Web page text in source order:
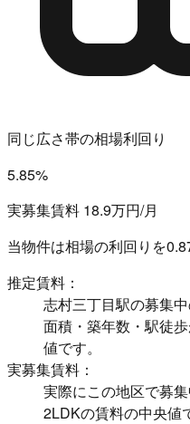
同じ広さ帯の相場利回り
5.85%
実募集賃料 18.9万円/月
当物件は相場の利回りを
推定賃料：
志村三丁目駅の募集
面積・築年数・駅徒
値です。
実募集賃料：
実際にこの地区で募
2LDKの賃料の中央値